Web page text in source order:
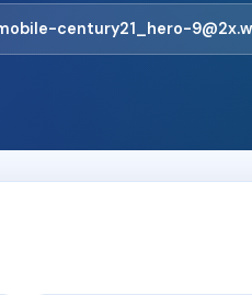
century21_hero-